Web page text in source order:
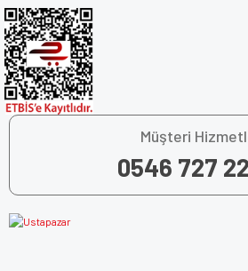
Müşteri
0546 727